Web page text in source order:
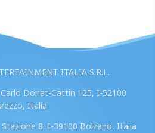
ITALIA S.R.L.
Donat-Cattin 125, I-52100
Italia
Stazione 8, I-39100 Bolzano, Italia